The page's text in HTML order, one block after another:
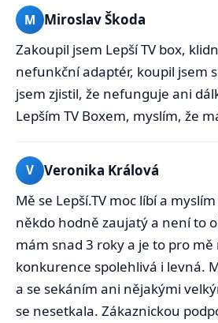
M Miroslav Škoda
Zakoupil jsem Lepší TV box,
nefunkční adaptér, koupil jsem
jsem zjistil, že nefunguje ani
Lepším TV Boxem, myslím, že
V Veronika Králová
Mě se Lepší.TV moc líbí a
někdo hodně zaujatý a není to
mám snad 3 roky a je to pro mě
konkurence spolehlivá i levná.
a se sekáním ani nějakými
se nesetkala. Zákaznickou